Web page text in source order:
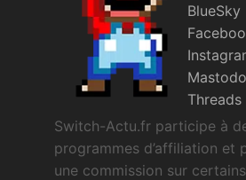
BlueSky
Threads
Switch-Actu.fr participe à
programmes d’affiliation et
une commission sur